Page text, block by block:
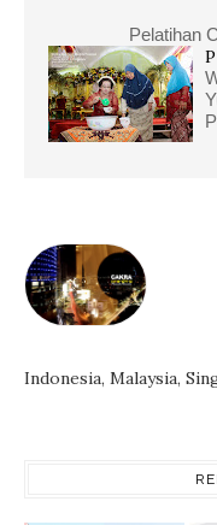
Pelatihan
Indonesia, Malaysia,